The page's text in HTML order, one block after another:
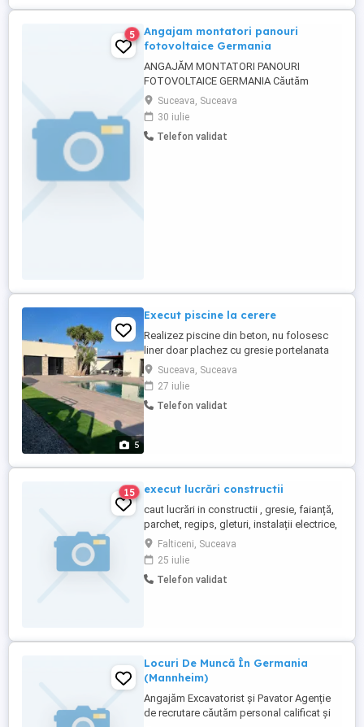
5
Angajam montatori panouri
fotovoltaice Germania
ANGAJĂM MONTATORI PANOURI
FOTOVOLTAICE GERMANIA Căutăm
persoane cu experiență în domeniul
fotovoltaic pentru proiecte rezidențiale în
Germania. Cerințe: Experiență în montajul
sistemelor fotovoltaice rezidențiale
Suceava, Suceava
30 iulie
Telefon validat
5
Execut piscine la cerere
Realizez piscine din beton, nu folosesc
liner doar plachez cu gresie portelanata
sau mozaic, detin portofoliu, pentru detalii
contactati in privat, in Suceava si
imprejurimi, multumesc.
Suceava, Suceava
27 iulie
Telefon validat
15 execut lucrări constructii
caut lucrări in constructii , gresie, faianță,
parchet, regips, gleturi, instalații electrice,
instalații sanitare, zidarie...
Falticeni, Suceava
25 iulie
Telefon validat
Locuri De Muncă În Germania
(Mannheim)
Angajăm Excavatorist și Pavator Agenție
de recrutare căutăm personal calificat și